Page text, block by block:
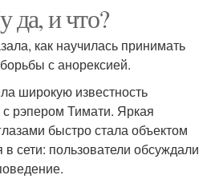
да, и что?
как научилась принимать
с анорексией.
широкую известность
рэпером Тимати. Яркая
быстро стала объектом
сети: пользователи обсуждали